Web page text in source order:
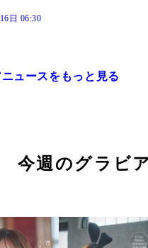
日 06:30
ュースをもっと見る
今週のグラビ